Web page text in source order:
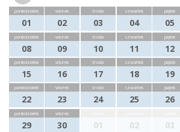
poniedziałek
01
wtorek
02
środa
03
czwartek
04
piątek
05
poniedziałek
08
wtorek
09
środa
10
czwartek
11
piątek
12
poniedziałek
15
wtorek
16
środa
17
czwartek
18
piątek
19
poniedziałek
22
wtorek
23
środa
24
czwartek
25
piątek
26
poniedziałek
29
wtorek
30 01 02 03